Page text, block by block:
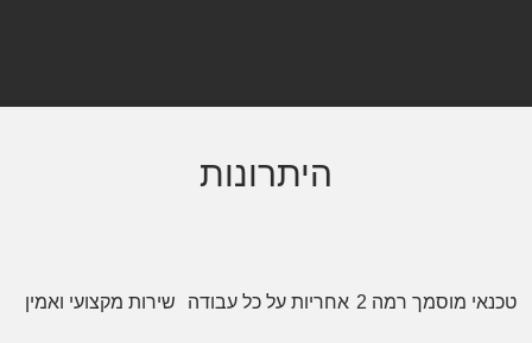
היתרונות
מוסמך רמה 2 אחריות על כל עבודה שירות מקצועי ואמין